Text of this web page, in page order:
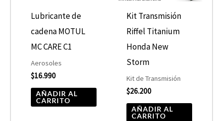
Lubricante de
cadena MOTUL
MC CARE C1
Aerosoles
$16.990
AÑADIR AL
CARRITO
Kit Transmisión
Riffel Titanium
Honda New
Storm
Kit de Transmisión
$26.200
AÑADIR AL
CARRITO